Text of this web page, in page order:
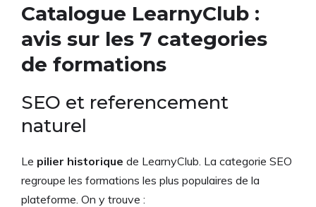
Catalogue LearnyClub :
avis sur les 7 categories
de formations
SEO et referencement
naturel
Le pilier historique de LearnyClub. La categorie SEO
regroupe les formations les plus populaires de la
plateforme. On y trouve :